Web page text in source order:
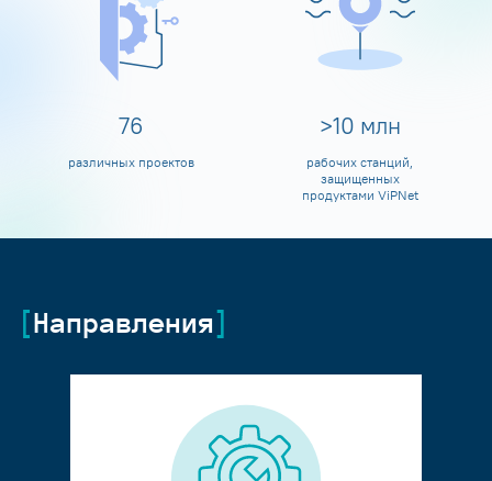
80
различных проектов
>10 млн
рабочих станций,
защищенных
продуктами ViPNet
Направления